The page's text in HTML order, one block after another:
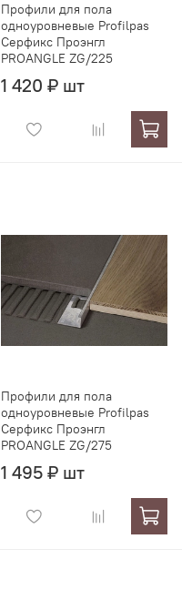
Профили для пола
одноуровневые Profilpas
Серфикс Проэнгл
PROANGLE ZG/225
1 420 ₽ шт
Профили для пола
одноуровневые Profilpas
Серфикс Проэнгл
PROANGLE ZG/275
1 495 ₽ шт